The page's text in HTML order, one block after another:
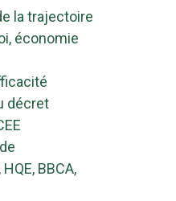
la trajectoire
économie
décret
BBCA,